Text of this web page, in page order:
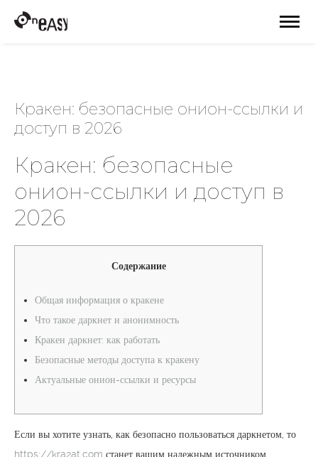
Кракен: безопасные онион-ссылки и
доступ в 2026
Кракен: безопасные
онион-ссылки и доступ в
2026
Содержание
Общая информация о кракене
Что такое даркнет и анонимность
Кракен даркнет: как работать
Безопасные методы доступа к кракену
Актуальные онион-ссылки и ресурсы
Если вы хотите узнать, как безопасно пользоваться даркнетом, то
https://kra2at.com станет вашим надежным источником